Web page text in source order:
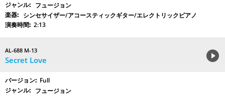
フュージョン
シンセサイザー/アコースティックギター/エレクトリックピアノ
2:13
AL-688 M-13
Secret Love
Full
フュージョン